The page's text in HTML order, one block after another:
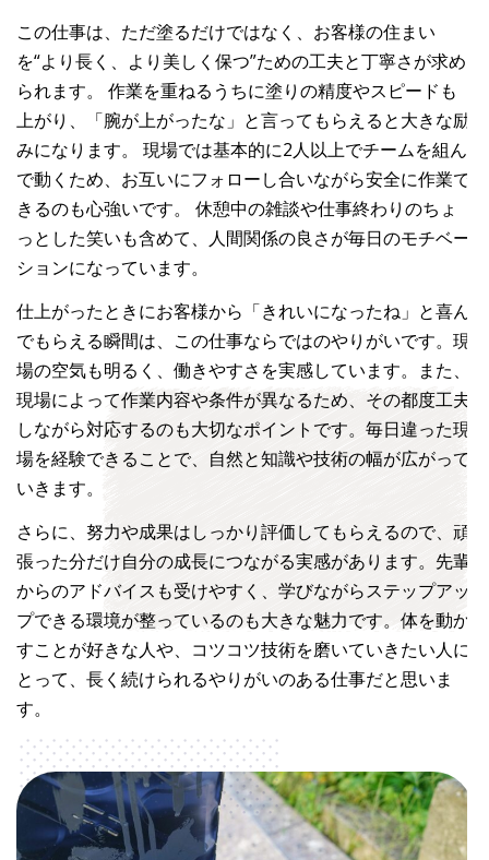
この仕事は、ただ塗るだけではなく、お客様の住まい
を“より長く、より美しく保つ”ための工夫と丁寧さが求め
られます。 作業を重ねるうちに塗りの精度やスピードも
上がり、「腕が上がったな」と言ってもらえると大きな励
みになります。 現場では基本的に2人以上でチームを組ん
で動くため、お互いにフォローし合いながら安全に作業で
きるのも心強いです。 休憩中の雑談や仕事終わりのちょ
っとした笑いも含めて、人間関係の良さが毎日のモチベー
ションになっています。
仕上がったときにお客様から「きれいになったね」と喜ん
でもらえる瞬間は、この仕事ならではのやりがいです。現
場の空気も明るく、働きやすさを実感しています。また、
現場によって作業内容や条件が異なるため、その都度工夫
しながら対応するのも大切なポイントです。毎日違った現
場を経験できることで、自然と知識や技術の幅が広がって
いきます。
さらに、努力や成果はしっかり評価してもらえるので、頑
張った分だけ自分の成長につながる実感があります。先輩
からのアドバイスも受けやすく、学びながらステップアッ
プできる環境が整っているのも大きな魅力です。体を動か
すことが好きな人や、コツコツ技術を磨いていきたい人に
とって、長く続けられるやりがいのある仕事だと思いま
す。